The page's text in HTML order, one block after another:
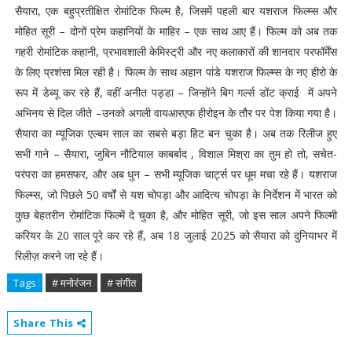
सैयारा, एक बहुप्रतीक्षित रोमांटिक फिल्म है, जिसमें पहली बार यशराज फिल्म्स और
मोहित सूरी – दोनों प्रेम कहानियों के माहिर – एक साथ आए हैं। फिल्म को अब तक
गहरी रोमांटिक कहानी, प्रभावशाली केमिस्ट्री और नए कलाकारों की शानदार परफॉर्मेंस
के लिए प्रशंसा मिल रही है। फिल्म के साथ अहान पांडे यशराज फिल्म्स के नए हीरो के
रूप में डेब्यू कर रहे हैं, वहीं अनीत पड्डा – जिन्होंने बिग गर्ल्स डोंट क्राई में अपने
अभिनय से दिल जीते –उनको अगली वायआरएफ हीरोइन के तौर पर पेश किया गया है।
सैयारा का म्यूजिक एल्बम साल का सबसे बड़ा हिट बन चुका है। अब तक रिलीज हुए
सभी गाने – सैयारा, जुबिन नौटियाल काबर्बाद , विशाल मिश्रा का तुम हो तो, सचेत-
परंपरा का हमसफर, और अब धुन – सभी म्यूजिक चार्ट्स पर धूम मचा रहे हैं। यशराज
फिल्म्स, जो पिछले 50 वर्षों से यश चोपड़ा और आदित्य चोपड़ा के निर्देशन में भारत को
कुछ बेहतरीन रोमांटिक फिल्में दे चुका है, और मोहित सूरी, जो इस साल अपने फिल्मी
करियर के 20 साल पूरे कर रहे हैं, अब 18 जुलाई 2025 को सैयारा को दुनियाभर में
रिलीज़ करने जा रहे हैं।
Tags # मनोरंजन # संगीत
Share This